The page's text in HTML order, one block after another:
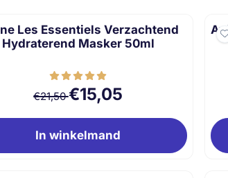
Les Essentiels Verzachtend
Hydraterend Masker 50ml
Van 21,50 voor 15,05
€21,50€15,05
In winkelmand